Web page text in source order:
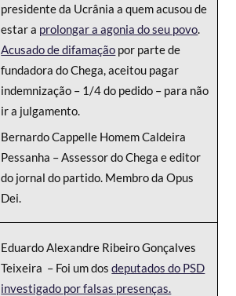
presidente da Ucrânia a quem acusou de
estar a prolongar a agonia do seu povo.
Acusado de difamação por parte de
fundadora do Chega, aceitou pagar
indemnização – 1/4 do pedido – para não
ir a julgamento.
Bernardo Cappelle Homem Caldeira
Pessanha – Assessor do Chega e editor
do jornal do partido. Membro da Opus
Dei.
Eduardo Alexandre Ribeiro Gonçalves
Teixeira – Foi um dosdeputados do PSD
investigado por falsas presenças.